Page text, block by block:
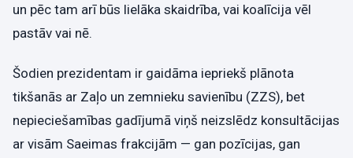
un pēc tam arī būs lielāka skaidrība, vai koalīcija vēl
pastāv vai nē.
Šodien prezidentam ir gaidāma iepriekš plānota
tikšanās ar Zaļo un zemnieku savienību (ZZS), bet
nepieciešamības gadījumā viņš neizslēdz konsultācijas
ar visām Saeimas frakcijām — gan pozīcijas, gan